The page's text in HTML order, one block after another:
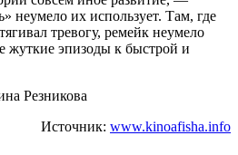
неумело их использует. Там, где
тревогу, ремейк неумело
жуткие эпизоды к быстрой и
Резникова
Источник: www.kinoafisha.info